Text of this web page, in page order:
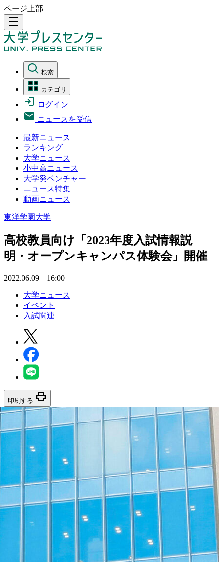
ページ上部
density_medium
検索
カテゴリ
ログイン
ニュースを受信
最新ニュース
ランキング
大学ニュース
小中高ニュース
大学発ベンチャー
ニュース特集
動画ニュース
東洋学園大学
高校教員向け「2023年度入試情報説
明・オープンキャンパス体験会」開催
2022.06.09 16:00
大学ニュース
イベント
入試関連
印刷する print